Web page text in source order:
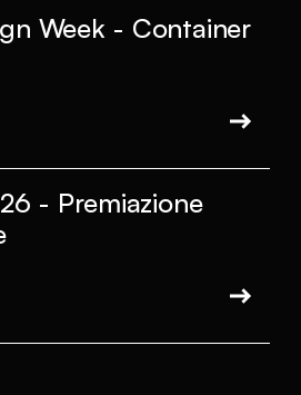
Week - Container
- Premiazione